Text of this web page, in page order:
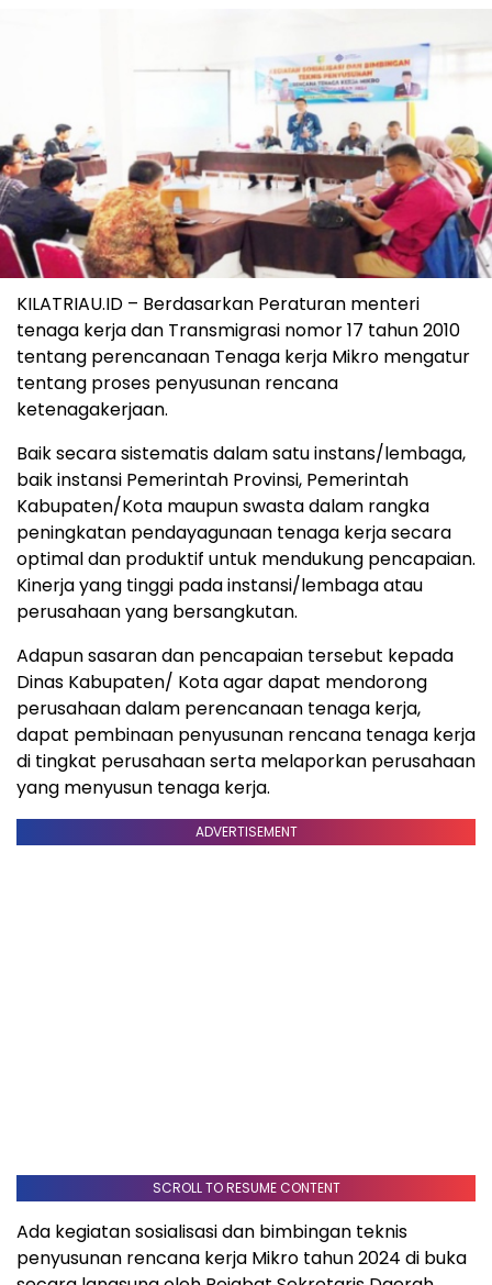
KILATRIAU.ID – Berdasarkan Peraturan menteri
tenaga kerja dan Transmigrasi nomor 17 tahun 2010
tentang perencanaan Tenaga kerja Mikro mengatur
tentang proses penyusunan rencana
ketenagakerjaan.
Baik secara sistematis dalam satu instans/lembaga,
baik instansi Pemerintah Provinsi, Pemerintah
Kabupaten/Kota maupun swasta dalam rangka
peningkatan pendayagunaan tenaga kerja secara
optimal dan produktif untuk mendukung pencapaian.
Kinerja yang tinggi pada instansi/lembaga atau
perusahaan yang bersangkutan.
Adapun sasaran dan pencapaian tersebut kepada
Dinas Kabupaten/ Kota agar dapat mendorong
perusahaan dalam perencanaan tenaga kerja,
dapat pembinaan penyusunan rencana tenaga kerja
di tingkat perusahaan serta melaporkan perusahaan
yang menyusun tenaga kerja.
ADVERTISEMENT
SCROLL TO RESUME CONTENT
Ada kegiatan sosialisasi dan bimbingan teknis
penyusunan rencana kerja Mikro tahun 2024 di buka